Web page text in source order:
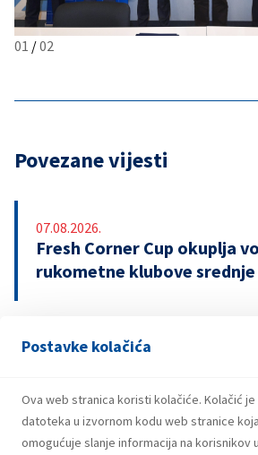
Postavke kolačića
Ova web stranica koristi kolačiće. Kolačić
datoteka u izvornom kodu web stranice
omogućuje slanje informacija na korisnikov
01 /02
Povezane vijesti
07.08.2026.
Fresh Corner Cup okuplja
rukometne klubove srednje
29.07.2026.
prvom polugodištu 2026.